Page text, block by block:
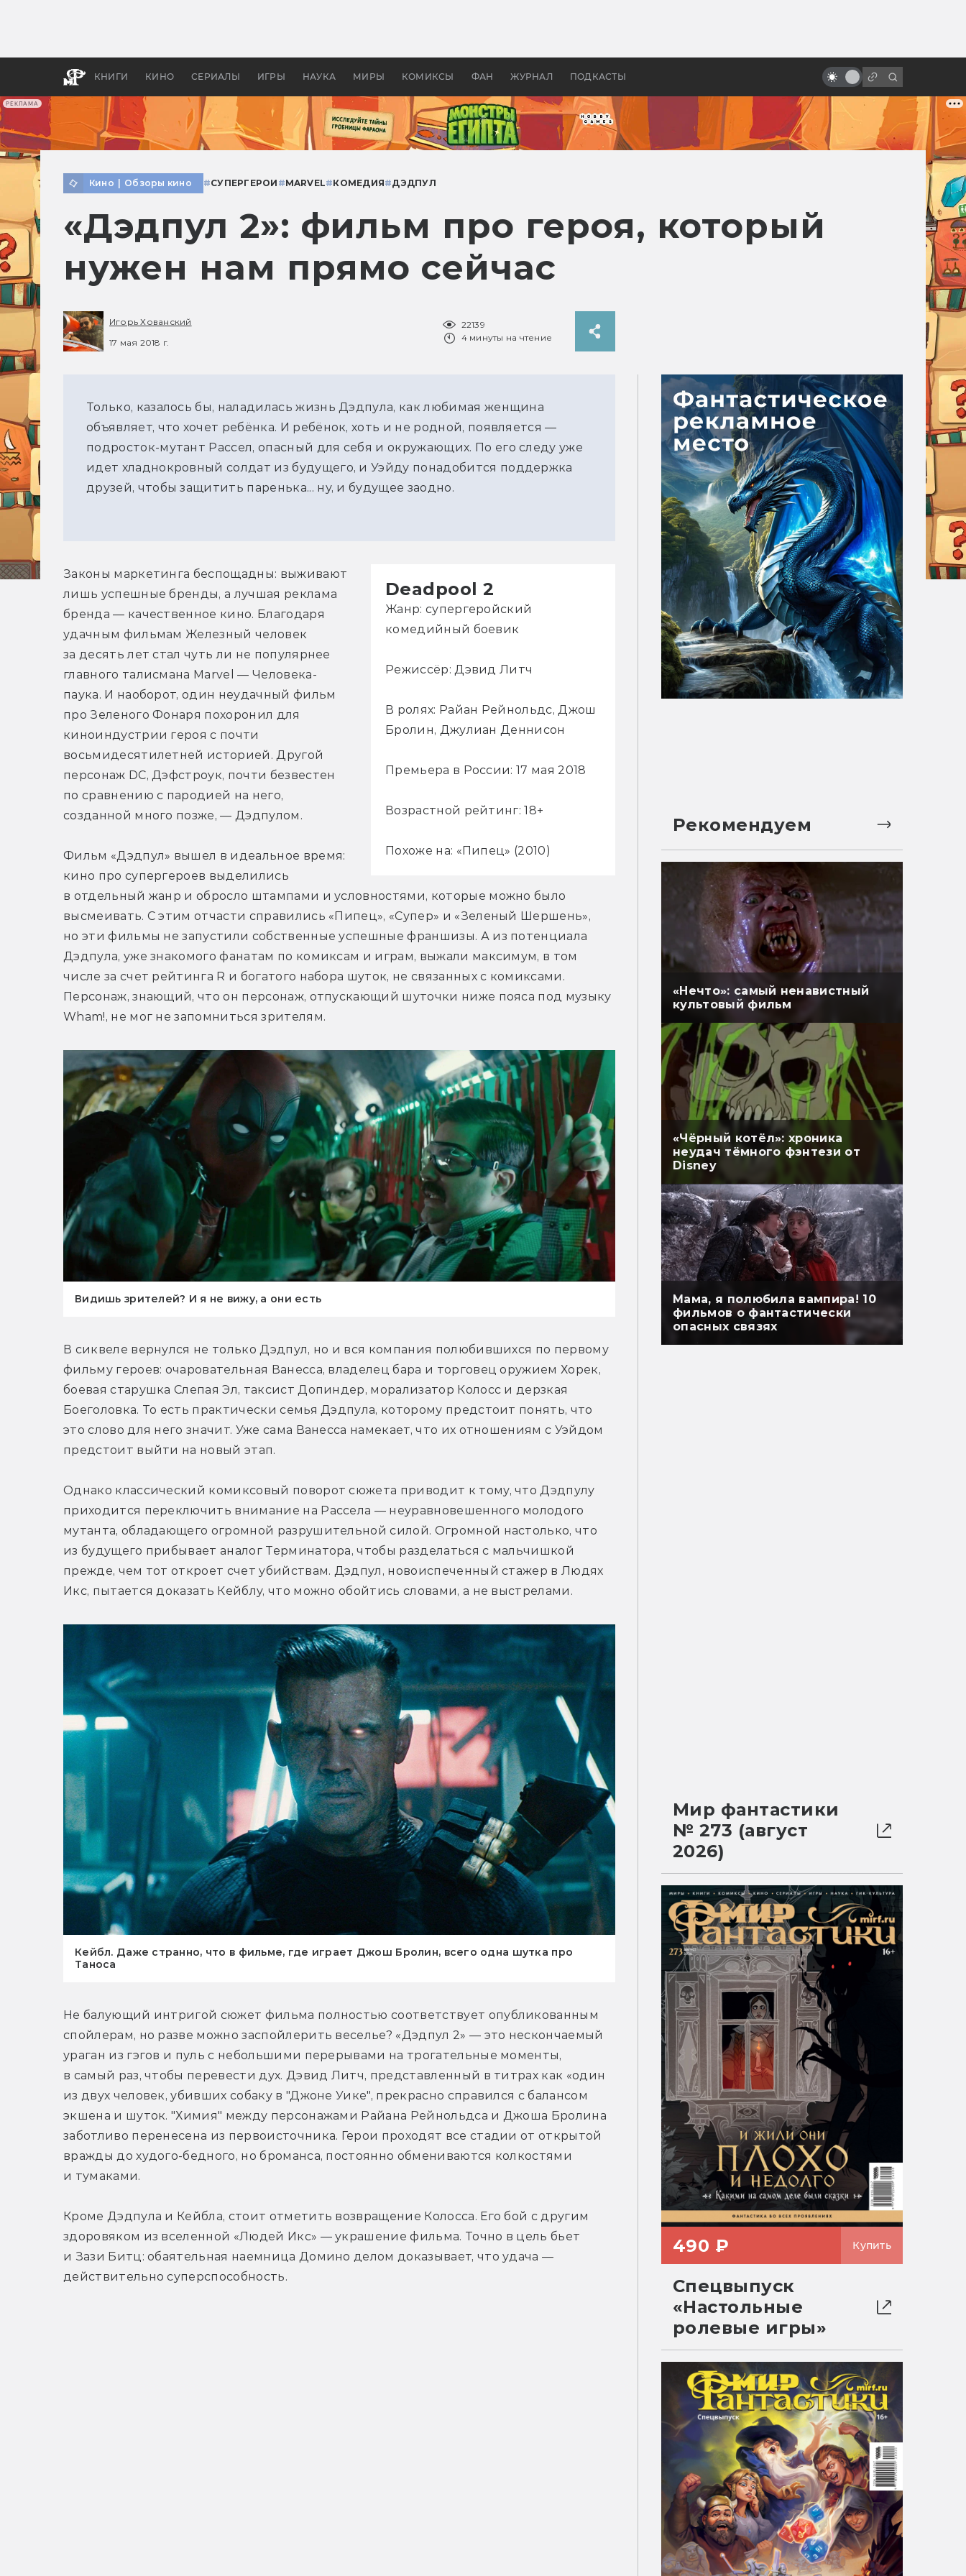
РЕКЛАМА
КНИГИ КИНО СЕРИАЛЫ ИГРЫ НАУКА МИРЫ КОМИКСЫ ФАН ЖУРНАЛ ПОДКАСТЫ
бы «Властелина колец»
Древней Грецией
миллиарды
Кино Обзоры кино #СУПЕРГЕРОИ #MARVEL#КОМЕДИЯ#ДЭДПУЛ
«Дэдпул 2»: фильм про героя, который
нужен нам прямо сейчас
Игорь Хованский
17 мая 2018 г.
22139
4 минуты на чтение
Только, казалось бы, наладилась жизнь Дэдпула, как любимая женщина
объявляет, что хочет ребёнка. И ребёнок, хоть и не родной, появляется —
подросток-мутант Рассел, опасный для себя и окружающих. По его следу уже
идет хладнокровный солдат из будущего, и Уэйду понадобится поддержка
друзей, чтобы защитить паренька... ну, и будущее заодно.
Deadpool 2
Жанр: супергеройский
комедийный боевик
Режиссёр: Дэвид Литч
В ролях: Райан Рейнольдс, Джош
Бролин, Джулиан Деннисон
Премьера в России: 17 мая 2018
Возрастной рейтинг: 18+
Похоже на: «Пипец» (2010)
Законы маркетинга беспощадны: выживают
лишь успешные бренды, а лучшая реклама
бренда — качественное кино. Благодаря
удачным фильмам Железный человек
за десять лет стал чуть ли не популярнее
главного талисмана Marvel — Человека-
паука. И наоборот, один неудачный фильм
про Зеленого Фонаря похоронил для
киноиндустрии героя с почти
восьмидесятилетней историей. Другой
персонаж DC, Дэфстроук, почти безвестен
по сравнению с пародией на него,
созданной много позже, — Дэдпулом.
Фильм «Дэдпул» вышел в идеальное время:
кино про супергероев выделились
в отдельный жанр и обросло штампами и условностями, которые можно было
высмеивать. С этим отчасти справились «Пипец», «Супер» и «Зеленый Шершень»,
но эти фильмы не запустили собственные успешные франшизы. А из потенциала
Дэдпула, уже знакомого фанатам по комиксам и играм, выжали максимум, в том
числе за счет рейтинга R и богатого набора шуток, не связанных с комиксами.
Персонаж, знающий, что он персонаж, отпускающий шуточки ниже пояса под музыку
Wham!, не мог не запомниться зрителям.
Видишь зрителей? И я не вижу, а они есть
В сиквеле вернулся не только Дэдпул, но и вся компания полюбившихся по первому
фильму героев: очаровательная Ванесса, владелец бара и торговец оружием Хорек,
боевая старушка Слепая Эл, таксист Допиндер, морализатор Колосс и дерзкая
Боеголовка. То есть практически семья Дэдпула, которому предстоит понять, что
это слово для него значит. Уже сама Ванесса намекает, что их отношениям с Уэйдом
предстоит выйти на новый этап.
Однако классический комиксовый поворот сюжета приводит к тому, что Дэдпулу
приходится переключить внимание на Рассела — неуравновешенного молодого
мутанта, обладающего огромной разрушительной силой. Огромной настолько, что
из будущего прибывает аналог Терминатора, чтобы разделаться с мальчишкой
прежде, чем тот откроет счет убийствам. Дэдпул, новоиспеченный стажер в Людях
Икс, пытается доказать Кейблу, что можно обойтись словами, а не выстрелами.
Кейбл. Даже странно, что в фильме, где играет Джош Бролин, всего одна шутка про
Таноса
Не балующий интригой сюжет фильма полностью соответствует опубликованным
спойлерам, но разве можно заспойлерить веселье? «Дэдпул 2» — это нескончаемый
ураган из гэгов и пуль с небольшими перерывами на трогательные моменты,
в самый раз, чтобы перевести дух. Дэвид Литч, представленный в титрах как «один
из двух человек, убивших собаку в "Джоне Уике", прекрасно справился с балансом
экшена и шуток. "Химия" между персонажами Райана Рейнольдса и Джоша Бролина
заботливо перенесена из первоисточника. Герои проходят все стадии от открытой
вражды до худого-бедного, но броманса, постоянно обмениваются колкостями
и тумаками.
Кроме Дэдпула и Кейбла, стоит отметить возвращение Колосса. Его бой с другим
здоровяком из вселенной «Людей Икс» — украшение фильма. Точно в цель бьет
и Зази Битц: обаятельная наемница Домино делом доказывает, что удача —
действительно суперспособность.
Рекомендуем
«Нечто»: самый ненавистный
культовый фильм
«Чёрный котёл»: хроника
неудач тёмного фэнтези от
Disney
Мама, я полюбила вампира! 10
фильмов о фантастически
опасных связях
Мир фантастики
№ 273 (август
2026)
490 ₽ Купить
Спецвыпуск
«Настольные
ролевые игры»